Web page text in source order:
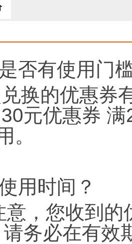
否有使用门
换的优惠券
元优惠券
。
用时间？
意，您收到的
请务必在有效